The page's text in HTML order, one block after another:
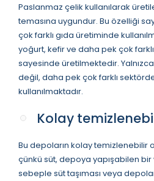
Paslanmaz çelik kullanılarak
temasına uygundur. Bu özelliği
çok farklı gıda üretiminde
yoğurt, kefir ve daha pek çok
sayesinde üretilmektedir.
değil, daha pek çok farklı
kullanılmaktadır.
Kolay
Bu depoların kolay temizlenebilir
çünkü süt, depoya yapışabilen bir
sebeple süt taşıması veya